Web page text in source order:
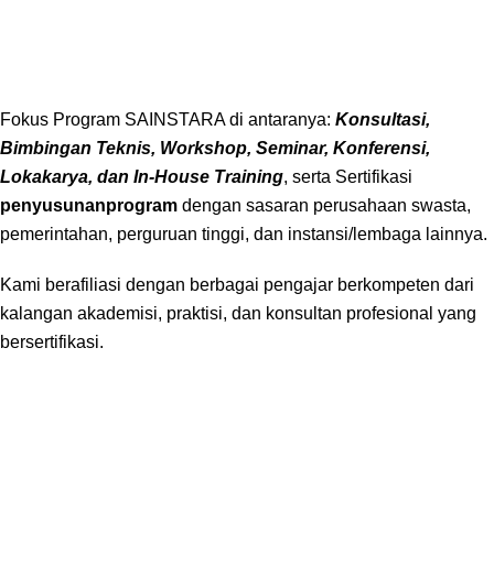
Fokus Program SAINSTARA di antaranya: Konsultasi,
Bimbingan Teknis, Workshop, Seminar, Konferensi,
Lokakarya, dan In-House Training, serta Sertifikasi
penyusunanprogram dengan sasaran perusahaan swasta,
pemerintahan, perguruan tinggi, dan instansi/lembaga lainnya.
Kami berafiliasi dengan berbagai pengajar berkompeten dari
kalangan akademisi, praktisi, dan konsultan profesional yang
bersertifikasi.